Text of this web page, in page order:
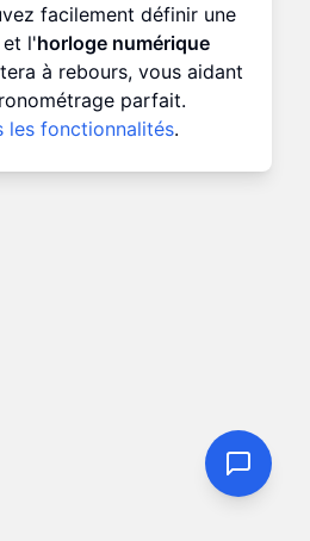
facilement définir une
et l'horloge numérique
à rebours, vous aidant
parfait.
les fonctionnalités.